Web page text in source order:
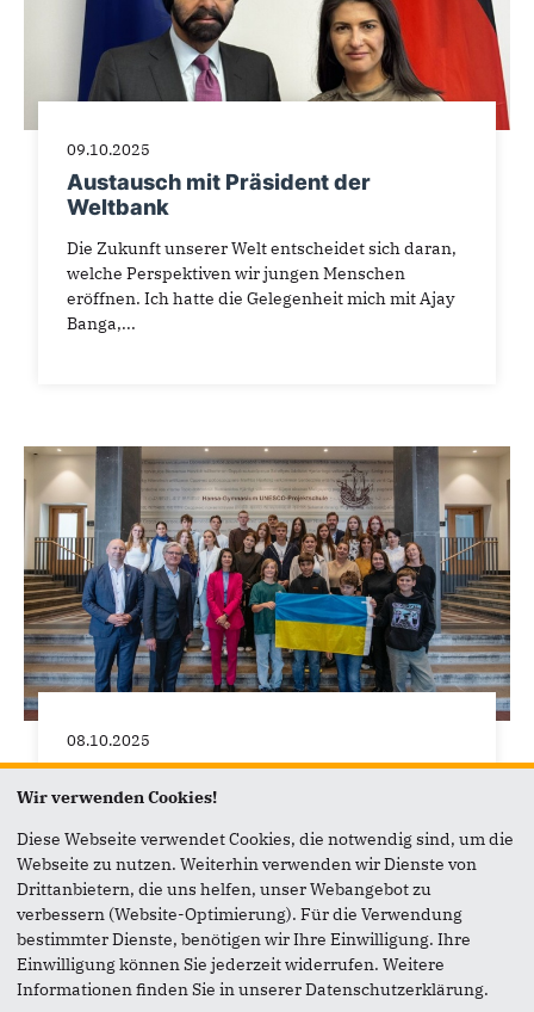
09.10.2025
Austausch mit Präsident der
Weltbank
Die Zukunft unserer Welt entscheidet sich daran,
welche Perspektiven wir jungen Menschen
eröffnen. Ich hatte die Gelegenheit mich mit Ajay
Banga,...
08.10.2025
"Zurück in die Schule" - Besuch
Kölner Schule
Für mich ging es wieder in die Schule! Gelernt
habe ich auch etwas, nur auf die andere Art und
Weise. Und zwar habe ich ukrainische Schüler...
Wir verwenden Cookies!
Diese Webseite verwendet Cookies, die notwendig sind, um die
Webseite zu nutzen. Weiterhin verwenden wir Dienste von
Drittanbietern, die uns helfen, unser Webangebot zu
verbessern (Website-Optimierung). Für die Verwendung
bestimmter Dienste, benötigen wir Ihre Einwilligung. Ihre
Einwilligung können Sie jederzeit widerrufen. Weitere
Informationen finden Sie in unserer Datenschutzerklärung.